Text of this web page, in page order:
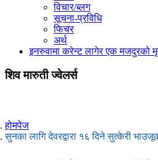
विचार/ब्लग
सूचना-प्रविधि
फिचर
अर्थ
इनरुवामा करेन्ट लागेर एक मजदुरको
शिव मारुती ज्वेलर्स
होमपेज
सुनका लागि देवरद्वारा १६ दिने सुत्केरी